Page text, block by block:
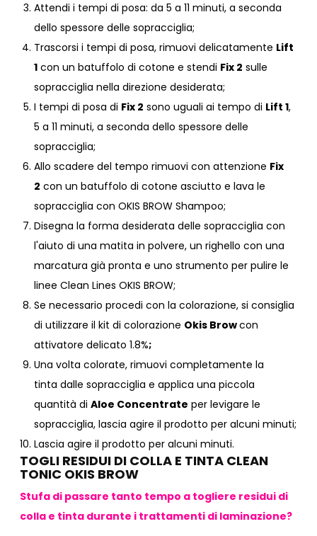
Attendi i tempi di posa: da 5 a 11 minuti, a seconda
dello spessore delle sopracciglia;
Trascorsi i tempi di posa, rimuovi delicatamente Lift
1 con un batuffolo di cotone e stendi Fix 2 sulle
sopracciglia nella direzione desiderata;
I tempi di posa di Fix 2 sono uguali ai tempo di Lift 1,
5 a 11 minuti, a seconda dello spessore delle
sopracciglia;
Allo scadere del tempo rimuovi con attenzione Fix
2 con un batuffolo di cotone asciutto e lava le
sopracciglia con OKIS BROW Shampoo;
Disegna la forma desiderata delle sopracciglia con
l'aiuto di una matita in polvere, un righello con una
marcatura già pronta e uno strumento per pulire le
linee Clean Lines OKIS BROW;
Se necessario procedi con la colorazione, si consiglia
di utilizzare il kit di colorazione Okis Browcon
attivatore delicato 1.8%;
Una volta colorate, rimuovi completamente la
tinta dalle sopracciglia e applica una piccola
quantità di Aloe Concentrate per levigare le
sopracciglia, lascia agire il prodotto per alcuni minuti;
Lascia agire il prodotto per alcuni minuti.
TOGLI RESIDUI DI COLLA E TINTA CLEAN
TONIC OKIS BROW
Stufa di passare tanto tempo a togliere residui di
colla e tinta durante i trattamenti di laminazione?